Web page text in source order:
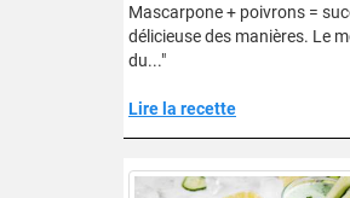
Mascarpone + poivrons =
délicieuse des manières. Le
du..."
Lire la recette